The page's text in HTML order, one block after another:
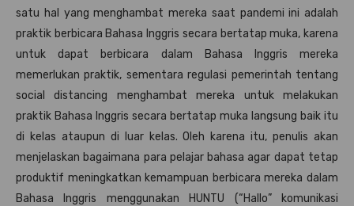
satu hal yang menghambat mereka saat pandemi ini adalah
praktik berbicara Bahasa Inggris secara bertatap muka, karena
untuk dapat berbicara dalam Bahasa Inggris mereka
memerlukan praktik, sementara regulasi pemerintah tentang
social distancing menghambat mereka untuk melakukan
praktik Bahasa Inggris secara bertatap muka langsung baik itu
di kelas ataupun di luar kelas. Oleh karena itu, penulis akan
menjelaskan bagaimana para pelajar bahasa agar dapat tetap
produktif meningkatkan kemampuan berbicara mereka dalam
Bahasa Inggris menggunakan HUNTU (“Hallo” komunikasi